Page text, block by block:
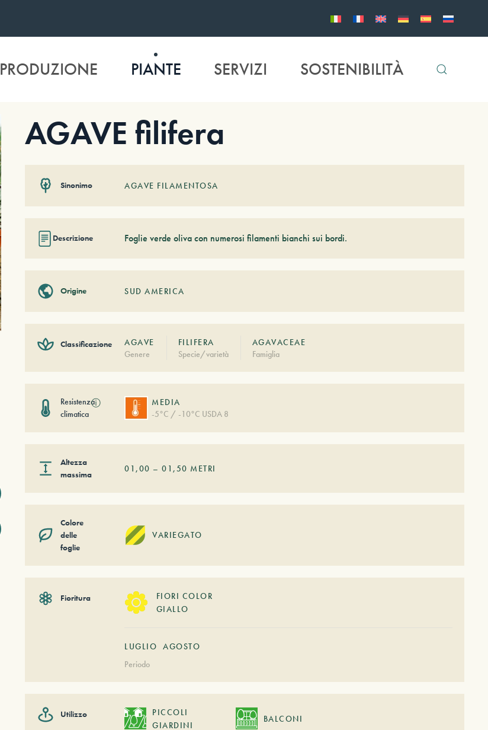
PRODUZIONE PIANTE SERVIZI SOSTENIBILITÀ
AGAVE filifera
Sinonimo AGAVE FILAMENTOSA
Descrizione Foglie verde oliva con numerosi filamenti bianchi sui bordi.
Origine SUD AMERICA
Classificazione
AGAVE
Genere
FILIFERA
Specie/varietà
AGAVACEAE
Famiglia
Resistenza
climatica
ⓘ
MEDIA
-5°C / -10°C USDA 8
Altezza
massima
01,00 –01,50 METRI
Colore
delle
foglie
VARIEGATO
Fioritura
FIORI COLOR
GIALLO
LUGLIO
AGOSTO
Periodo
Utilizzo
PICCOLI
GIARDINI
BALCONI